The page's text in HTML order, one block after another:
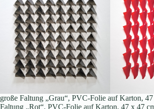
große Faltung „Grau“, PVC-Folie auf Karton,
Faltung „Rot“, PVC-Folie auf Karton, 47 x 47